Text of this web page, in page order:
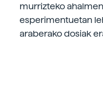
murrizteko
esperimentuetan
araberako dosiak